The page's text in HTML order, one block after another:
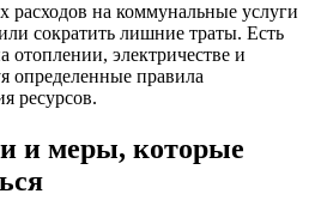
расходов на коммунальные услуги
сократить лишние траты. Есть
отоплении, электричестве и
определенные правила
ресурсов.
и меры, которые